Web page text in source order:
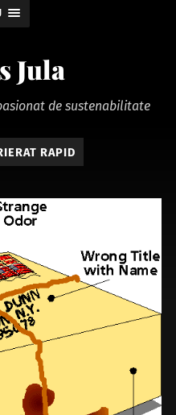
Jula
de sustenabilitate
RAPID